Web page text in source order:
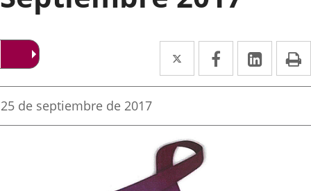
Twitter
Enlace
a
aplicación
externa.
Facebook
Enlace
a
aplicación
Enlace
a
Fecha
la
25 de septiembre de 2017